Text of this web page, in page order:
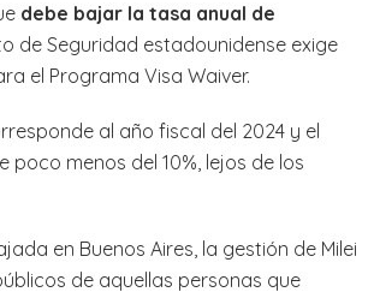
debe bajar la tasa anual de
de Seguridad estadounidense exige
el Programa Visa Waiver.
al año fiscal del 2024 y el
menos del 10%, lejos de los
en Buenos Aires, la gestión de Milei
de aquellas personas que